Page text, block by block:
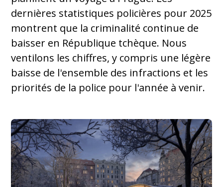
dernières statistiques policières pour 2025
montrent que la criminalité continue de
baisser en République tchèque. Nous
ventilons les chiffres, y compris une légère
baisse de l'ensemble des infractions et les
priorités de la police pour l'année à venir.